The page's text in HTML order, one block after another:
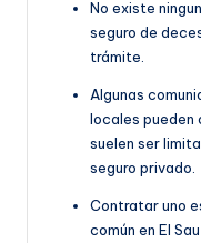
No existe
seguro de
trámite.
Algunas
locales pueden
suelen ser
seguro privado.
Contratar uno
común en El